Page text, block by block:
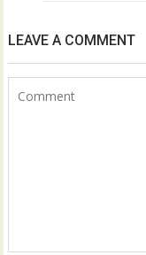
LEAVE A COMMENT